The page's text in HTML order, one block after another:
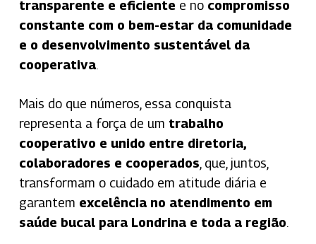
transparente e eficiente e no compromisso
constante com o bem-estar da comunidade
e o desenvolvimento sustentável da
cooperativa.
Mais do que números, essa conquista
representa a força de um trabalho
cooperativo e unido entre diretoria,
colaboradores e cooperados , que, juntos,
transformam o cuidado em atitude diária e
garantem excelência no atendimento em
saúde bucal para Londrina e toda a região.